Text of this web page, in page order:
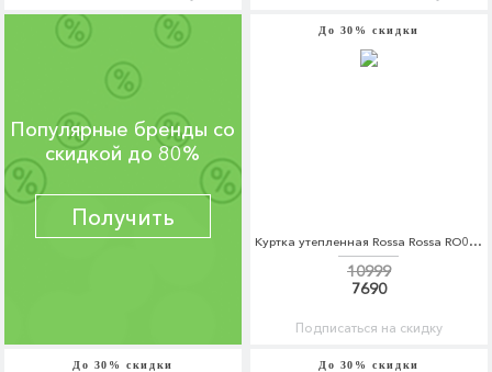
Популярные бренды со
скидкой до 80%
Получить
До 30% скидки
Куртка утепленная Rossa Rossa RO045EWDKBX8
10999
7690
Подписаться на скидку
До 30% скидки До 30% скидки